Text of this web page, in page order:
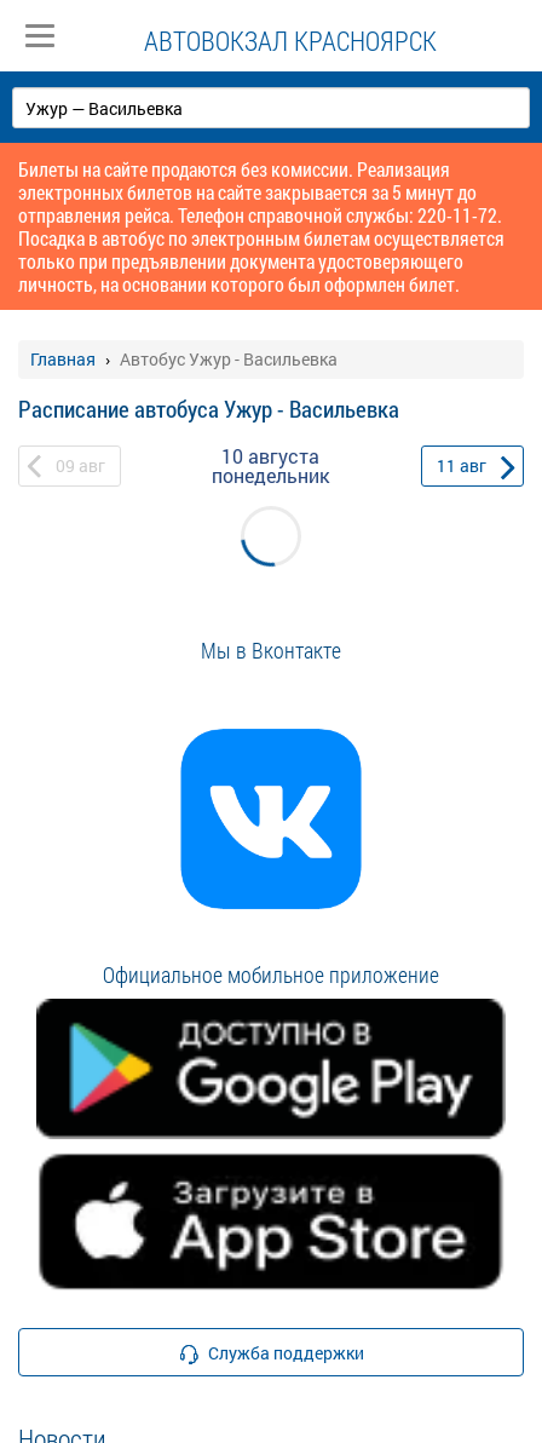
АВТОВОКЗАЛ КРАСНОЯРСК
Билеты на сайте продаются без комиссии. Реализация
электронных билетов на сайте закрывается за 5 минут до
отправления рейса. Телефон справочной службы: 220-11-72.
Посадка в автобус по электронным билетам осуществляется
только при предъявлении документа удостоверяющего
личность, на основании которого был оформлен билет.
Главная Автобус Ужур - Васильевка
Расписание автобуса Ужур - Васильевка
09 авг 10 августа
понедельник 11 авг
Мы в Вконтакте
Официальное мобильное приложение
Служба поддержки